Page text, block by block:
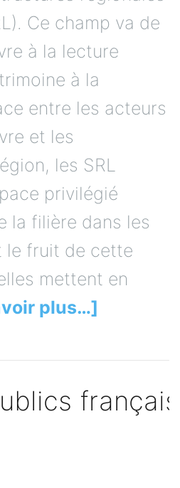
Ce champ va de
à la lecture
à la
entre les acteurs
et les
les SRL
privilégié
la filière dans les
le fruit de cette
mettent en
plus…]